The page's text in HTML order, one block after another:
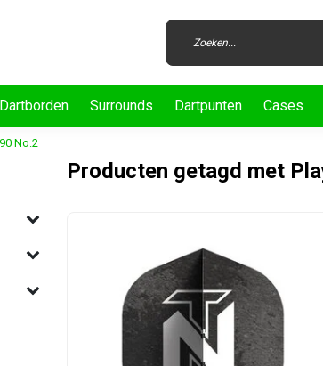
Dartborden Surrounds Dartpunten Cases
No.2
Producten getagd met